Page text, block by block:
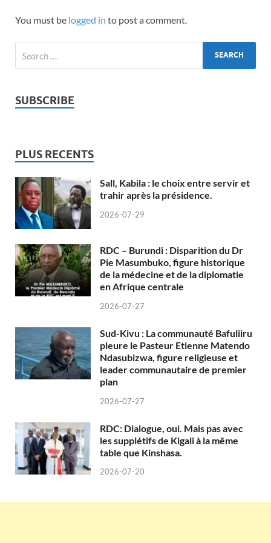
You must be logged in to post a comment.
SUBSCRIBE
PLUS RECENTS
Sall, Kabila : le choix entre servir et
trahir après la présidence.
2026-07-29
RDC – Burundi : Disparition du Dr
Pie Masumbuko, figure historique
de la médecine et de la diplomatie
en Afrique centrale
2026-07-27
Sud-Kivu : La communauté Bafuliiru
pleure le Pasteur Etienne Matendo
Ndasubizwa, figure religieuse et
leader communautaire de premier
plan
2026-07-27
RDC: Dialogue, oui. Mais pas avec
les supplétifs de Kigali à la même
table que Kinshasa.
2026-07-20